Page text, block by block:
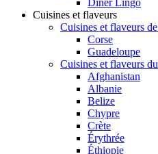
Diner Lingo
Cuisines et flaveurs
Cuisines et flaveurs
Corse
Guadeloupe
Cuisines et flaveurs
Afghanistan
Albanie
Belize
Chypre
Crète
Érythrée
Éthiopie